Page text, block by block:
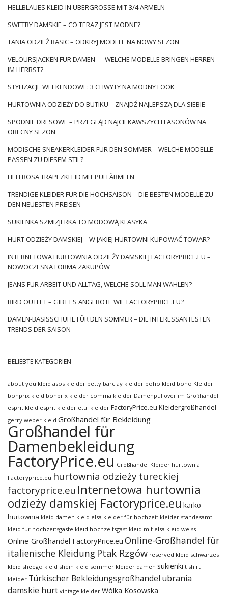
HELLBLAUES KLEID IN ÜBERGRÖSSE MIT 3/4 ÄRMELN
SWETRY DAMSKIE – CO TERAZ JEST MODNE?
TANIA ODZIEŻ BASIC – ODKRYJ MODELE NA NOWY SEZON
VELOURSJACKEN FÜR DAMEN — WELCHE MODELLE BRINGEN HERREN
IM HERBST?
STYLIZACJE WEEKENDOWE: 3 CHWYTY NA MODNY LOOK
HURTOWNIA ODZIEŻY DO BUTIKU – ZNAJDŹ NAJLEPSZĄ DLA SIEBIE
SPODNIE DRESOWE – PRZEGLĄD NAJCIEKAWSZYCH FASONÓW NA
OBECNY SEZON
MODISCHE SNEAKERKLEIDER FÜR DEN SOMMER – WELCHE MODELLE
PASSEN ZU DIESEM STIL?
HELLROSA TRAPEZKLEID MIT PUFFÄRMELN
TRENDIGE KLEIDER FÜR DIE HOCHSAISON – DIE BESTEN MODELLE ZU
DEN NEUESTEN PREISEN
SUKIENKA SZMIZJERKA TO MODOWĄ KLASYKA
HURT ODZIEŻY DAMSKIEJ – W JAKIEJ HURTOWNI KUPOWAĆ TOWAR?
INTERNETOWA HURTOWNIA ODZIEŻY DAMSKIEJ FACTORYPRICE.EU –
NOWOCZESNA FORMA ZAKUPÓW
JEANS FÜR ARBEIT UND ALLTAG, WELCHE SOLL MAN WÄHLEN?
BIRD OUTLET – GIBT ES ANGEBOTE WIE FACTORYPRICE.EU?
DAMEN-BASISSCHUHE FÜR DEN SOMMER – DIE INTERESSANTESTEN
TRENDS DER SAISON
BELIEBTE KATEGORIEN
about you kleid asos kleider betty barclay kleider boho kleid boho Kleider
bonprix kleid bonprix kleider comma kleider Damenpullover im Großhandel
esprit kleid esprit kleider etui kleider FactoryPrice.eu Kleidergroßhandel
gerry weber kleid Großhandel für Bekleidung
Großhandel für
Damenbekleidung
FactoryPrice.eu Großhandel Kleider hurtownia
Factoryprice.eu hurtownia odzieży tureckiej
factoryprice.eu Internetowa hurtownia
odzieży damskiej Factoryprice.eu karko
hurtownia kleid damen kleid elsa kleider für hochzeit kleider standesamt
kleid für hochzeitsgäste kleid hochzeitsgast kleid mit elsa kleid weiss
Online-Großhandel FactoryPrice.eu Online-Großhandel für
italienische Kleidung Ptak Rzgów reserved kleid schwarzes
kleid sheego kleid shein kleid sommer kleider damen sukienki t shirt
kleider Türkischer Bekleidungsgroßhandel ubrania
damskie hurt vintage kleider Wólka Kosowska